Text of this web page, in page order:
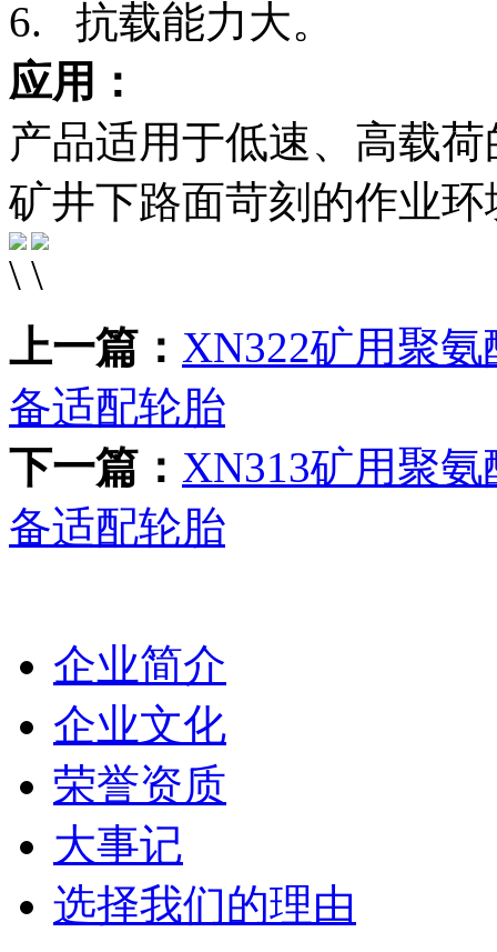
6. 抗载能力大。
应用：
产品适用于低速、高载
矿井下路面苛刻的作业环
上一篇： XN322矿用聚
备适配轮胎
下一篇： XN313矿用聚
备适配轮胎
企业简介
企业文化
荣誉资质
大事记
选择我们的理由